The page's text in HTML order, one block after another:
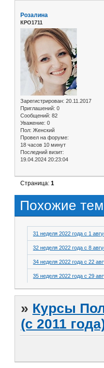
Розалина
КРО1711
Зарегистрирован: 20.11.2017
Приглашений: 0
Сообщений: 82
Уважение: 0
Пол: Женский
Провел на форуме:
18 часов 10 минут
Последний визит:
19.04.2024 20:23:04
Страница:1
Похожие
31 неделя 2022 года с 1
32 неделя 2022 года с 8
34 неделя 2022 года с 22
35 неделя 2022 года с 29
» Курсы
(с 2011